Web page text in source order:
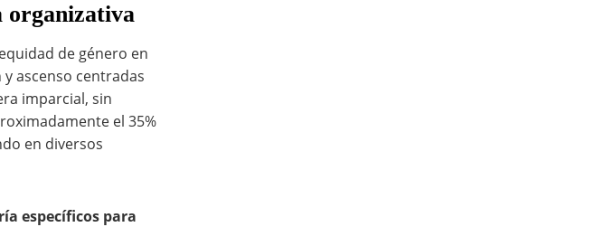
organizativa
de género en
ascenso centradas
imparcial, sin
el 35%
en diversos
específicos para